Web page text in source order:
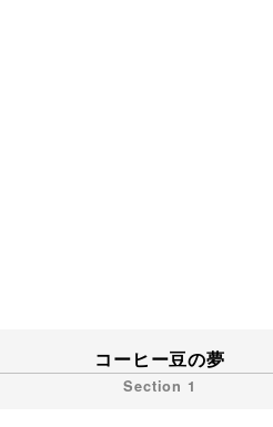
コーヒー豆の夢